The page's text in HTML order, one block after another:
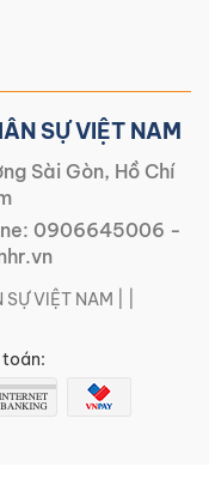
SỰ VIỆT NAM
Sài Gòn, Hồ Chí
0906645006 -
VIỆT NAM | |
toán: